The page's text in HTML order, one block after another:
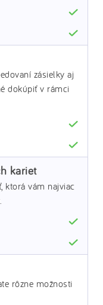
zásielky aj
dokúpiť v rámci
kariet
ktorá vám najviac
rôzne možnosti